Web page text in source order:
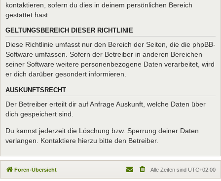
kontaktieren, sofern du dies in deinem persönlichen Bereich
gestattet hast.
GELTUNGSBEREICH DIESER RICHTLINIE
Diese Richtlinie umfasst nur den Bereich der Seiten, die die phpBB-
Software umfassen. Sofern der Betreiber in anderen Bereichen
seiner Software weitere personenbezogene Daten verarbeitet, wird
er dich darüber gesondert informieren.
AUSKUNFTSRECHT
Der Betreiber erteilt dir auf Anfrage Auskunft, welche Daten über
dich gespeichert sind.
Du kannst jederzeit die Löschung bzw. Sperrung deiner Daten
verlangen. Kontaktiere hierzu bitte den Betreiber.
Foren-Übersicht Alle Zeiten sind UTC+02:00